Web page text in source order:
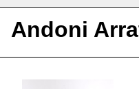
Andoni